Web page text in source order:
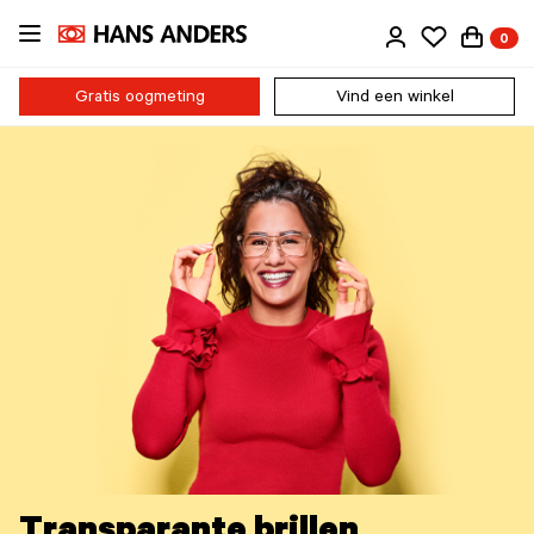
Ga
naar
inhoud
0
Gratis oogmeting Vind een winkel